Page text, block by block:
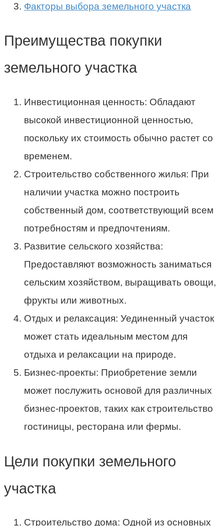
Факторы выбора земельного участка
Преимущества покупки
земельного участка
Инвестиционная ценность: Обладают
высокой инвестиционной ценностью,
поскольку их стоимость обычно растет со
временем.
Строительство собственного жилья: При
наличии участка можно построить
собственный дом, соответствующий всем
потребностям и предпочтениям.
Развитие сельского хозяйства:
Предоставляют возможность заниматься
сельским хозяйством, выращивать овощи,
фрукты или животных.
Отдых и релаксация: Уединенный участок
может стать идеальным местом для
отдыха и релаксации на природе.
Бизнес-проекты: Приобретение земли
может послужить основой для различных
бизнес-проектов, таких как строительство
гостиницы, ресторана или фермы.
Цели покупки земельного
участка
Строительство дома: Одной из основных